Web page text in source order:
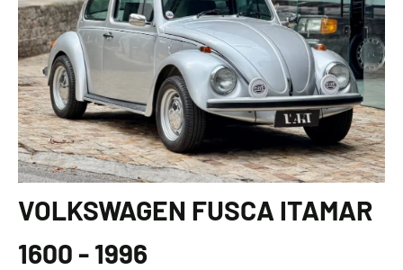
VOLKSWAGEN FUSCA ITAMAR
1600 - 1996